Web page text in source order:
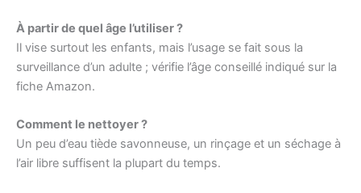
À partir de quel âge l’utiliser ?
Il vise surtout les enfants, mais l’usage se fait sous la
surveillance d’un adulte ; vérifie l’âge conseillé indiqué sur la
fiche Amazon.
Comment le nettoyer ?
Un peu d’eau tiède savonneuse, un rinçage et un séchage à
l’air libre suffisent la plupart du temps.